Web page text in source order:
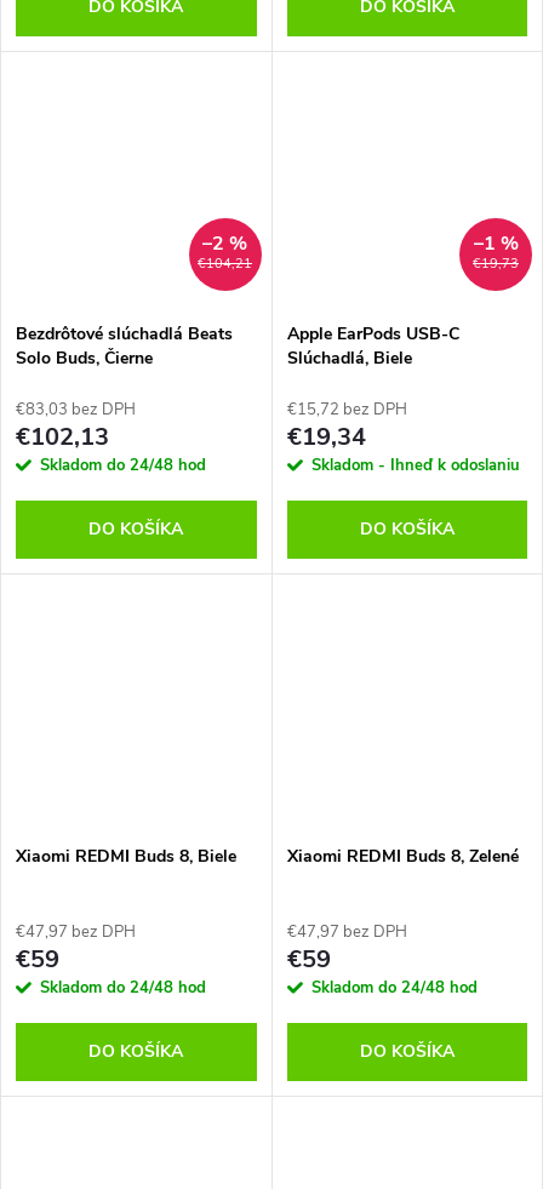
DO KOŠÍKA DO KOŠÍKA
€104,21
–2 %
Bezdrôtové slúchadlá Beats
Solo Buds, Čierne
€83,03 bez DPH
€102,13
Skladom do 24/48 hod
DO KOŠÍKA
€19,73
–1 %
Apple EarPods USB-C
Slúchadlá, Biele
€15,72 bez DPH
€19,34
Skladom - Ihneď k odoslaniu
DO KOŠÍKA
Xiaomi REDMI Buds 8, Biele
€47,97 bez DPH
€59
Skladom do 24/48 hod
DO KOŠÍKA
Xiaomi REDMI Buds 8, Zelené
€47,97 bez DPH
€59
Skladom do 24/48 hod
DO KOŠÍKA